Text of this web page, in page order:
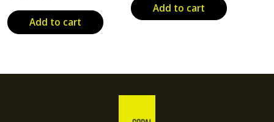
Add to cart
Add to cart